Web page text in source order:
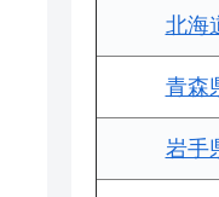
北海
青森
岩手